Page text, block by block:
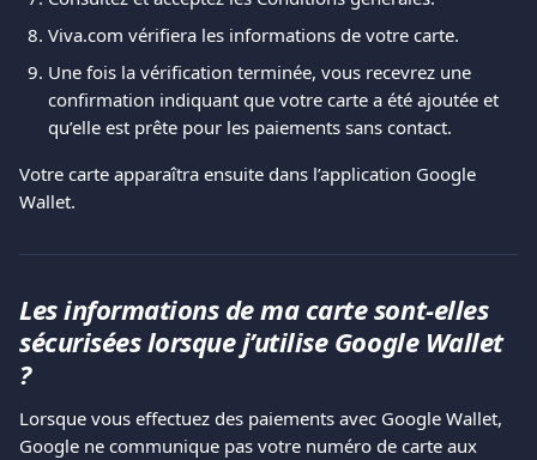
Viva.com vérifiera les informations de votre carte.
Une fois la vérification terminée, vous recevrez une
confirmation indiquant que votre carte a été ajoutée et
qu’elle est prête pour les paiements sans contact.
Votre carte apparaîtra ensuite dans l’application Google
Wallet.
Les informations de ma carte sont-elles
sécurisées lorsque j’utilise Google Wallet
?
Lorsque vous effectuez des paiements avec Google Wallet,
Google ne communique pas votre numéro de carte aux